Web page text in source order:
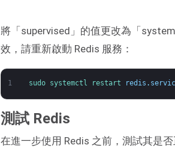
將「supervised」的值更改為「
效，請重新啟動 Redis 服務：
1 sudo systemctl restart redis .
測試 Redis
在進一步使用 Redis 之前，測試其是